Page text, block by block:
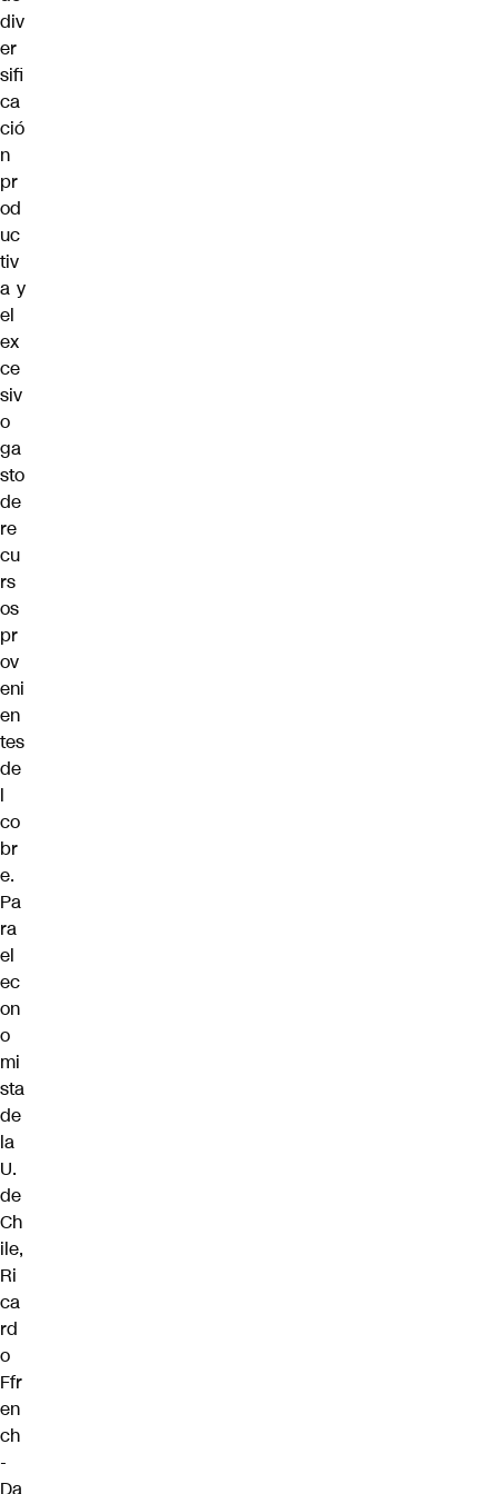
div
er
sifi
ca
ció
n
pr
od
uc
tiv
a y
el
ex
ce
siv
o
ga
sto
de
re
cu
rs
os
pr
ov
eni
en
tes
de
l
co
br
e.
Pa
ra
el
ec
on
o
mi
sta
de
la
U.
de
Ch
ile,
Ri
ca
rd
o
Ffr
en
ch
-
Da